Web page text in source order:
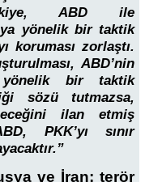
ABD ile
yönelik bir taktik
koruması zorlaştı.
ABD’nin
yönelik bir taktik
sözü tutmazsa,
ilan etmiş
PKK’yı sınır
ve İran; terör